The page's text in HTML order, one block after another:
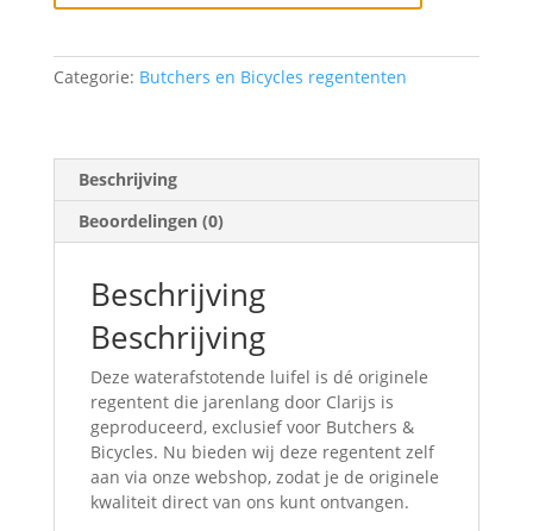
Categorie: Butchers en Bicycles regententen
Beschrijving
Beoordelingen (0)
Beschrijving
Beschrijving
Deze waterafstotende luifel is dé originele
regentent die jarenlang door Clarijs is
geproduceerd, exclusief voor Butchers &
Bicycles. Nu bieden wij deze regentent zelf
aan via onze webshop, zodat je de originele
kwaliteit direct van ons kunt ontvangen.